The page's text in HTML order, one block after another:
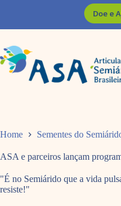
Doe e
Home Sementes do
ASA e parceiros lançam
"É no Semiárido que a vida
resiste!"